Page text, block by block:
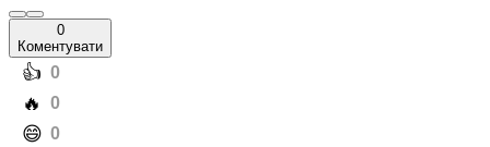
0
Коментувати
️👍 0
️🔥 0
️😄 0